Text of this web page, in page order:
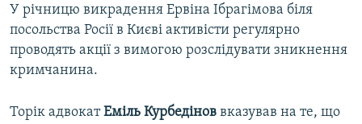
У річницю викрадення Ервіна Ібрагімова біля
посольства Росії в Києві активісти регулярно
проводять акції з вимогою розслідувати зникнення
кримчанина.
Торік адвокатЕміль Курбедінов вказував на те, що